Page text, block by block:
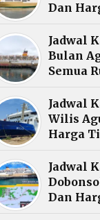
Dan
Jadwal
Bulan
Semua
Jadwal
Wilis
Harga
Jadwal
Dan